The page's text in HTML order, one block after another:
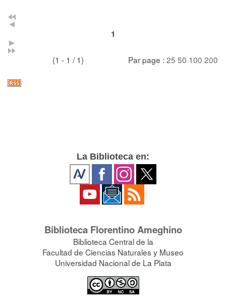
1
(1 - 1 / 1) Par page : 25 50 100 200
La Biblioteca en:
Biblioteca Florentino Ameghino
Biblioteca Central de la
Facultad de Ciencias Naturales y Museo
Universidad Nacional de La Plata